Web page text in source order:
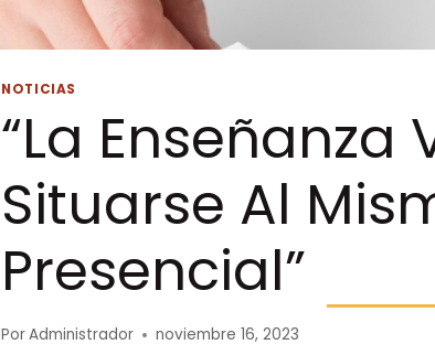
NOTICIAS
“La Enseñanza
Situarse Al
Presencial”
PorAdministrador noviembre 16, 2023